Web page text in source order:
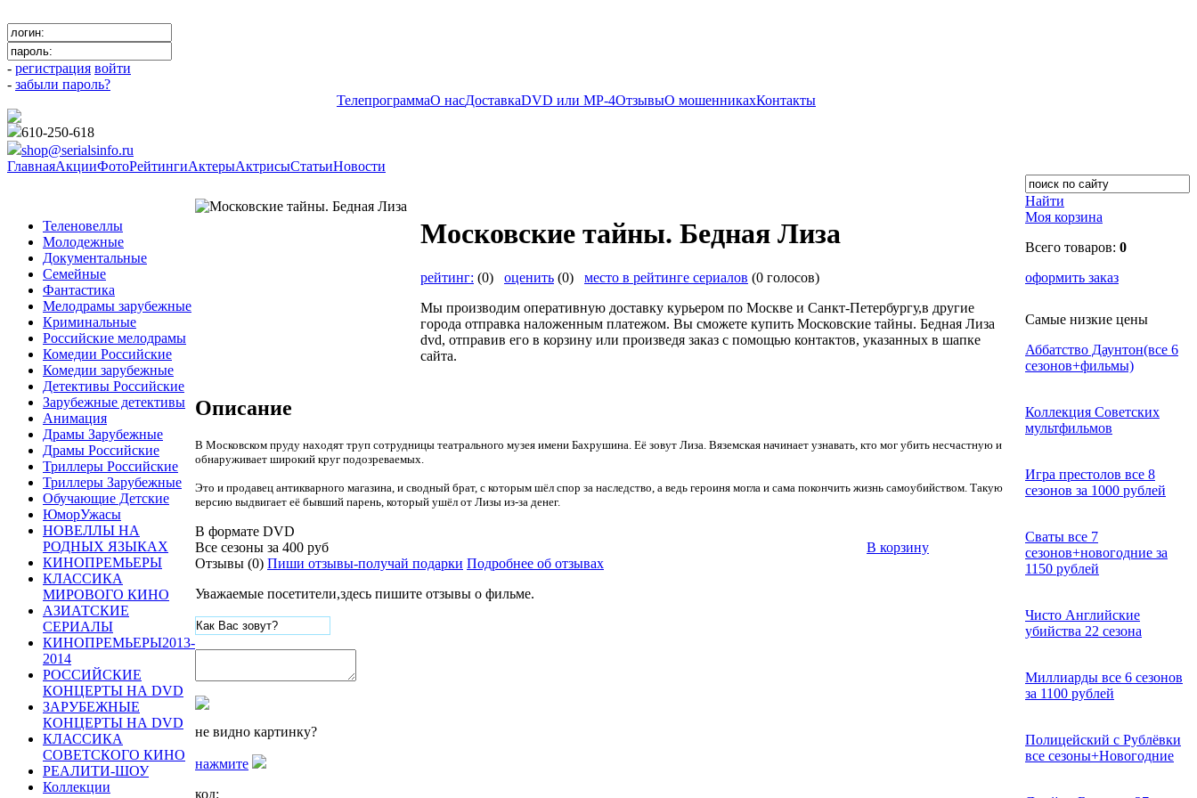
- регистрация войти
- забыли пароль?
ТелепрограммаО насДоставкаDVD или MP-4ОтзывыО мошенникахКонтакты
610-250-618
shop@serialsinfo.ru
ГлавнаяАкцииФотоРейтингиАктерыАктрисыСтатьиНовости
Теленовеллы
Молодежные
Документальные
Семейные
Фантастика
Мелодрамы зарубежные
Криминальные
Российские мелодрамы
Комедии Российские
Комедии зарубежные
Детективы Российские
Зарубежные детективы
Анимация
Драмы Зарубежные
Драмы Российские
Триллеры Российские
Триллеры Зарубежные
Обучающие Детские
ЮморУжасы
НОВЕЛЛЫ НА
РОДНЫХ ЯЗЫКАХ
КИНОПРЕМЬЕРЫ
КЛАССИКА
МИРОВОГО КИНО
АЗИАТСКИЕ
СЕРИАЛЫ
КИНОПРЕМЬЕРЫ2013-
2014
РОССИЙСКИЕ
КОНЦЕРТЫ НА DVD
ЗАРУБЕЖНЫЕ
КОНЦЕРТЫ НА DVD
КЛАССИКА
СОВЕТСКОГО КИНО
РЕАЛИТИ-ШОУ
Коллекции
Московские тайны. Бедная Лиза
рейтинг: (0) оценить (0) место в рейтинге сериалов (0 голосов)
Мы производим оперативную доставку курьером по Москве и Санкт-Петербургу,в другие
города отправка наложенным платежом. Вы сможете купить Московские тайны. Бедная Лиза
dvd, отправив его в корзину или произведя заказ с помощью контактов, указанных в шапке
сайта.
Описание
В Московском пруду находят труп сотрудницы театрального музея имени Бахрушина. Её зовут Лиза. Вяземская начинает узнавать, кто мог убить несчастную и
обнаруживает широкий круг подозреваемых.
Это и продавец антикварного магазина, и сводный брат, с которым шёл спор за наследство, а ведь героиня могла и сама покончить жизнь самоубийством. Такую
версию выдвигает её бывший парень, который ушёл от Лизы из-за денег.
В формате DVD
Все сезоны за 400 руб
В корзину
Отзывы (0) Пиши отзывы-получай подарки Подробнее об отзывах
Уважаемые посетители,здесь пишите отзывы о фильме.
не видно картинку?
нажмите
код:
Найти
Моя корзина
Всего товаров: 0
оформить заказ
Самые низкие цены
Аббатство Даунтон(все 6
сезонов+фильмы)
Коллекция Советских
мультфильмов
Игра престолов все 8
сезонов за 1000 рублей
Сваты все 7
сезонов+новогодние за
1150 рублей
Чисто Английские
убийства 22 сезона
Миллиарды все 6 сезонов
за 1100 рублей
Полицейский с Рублёвки
все сезоны+Новогодние